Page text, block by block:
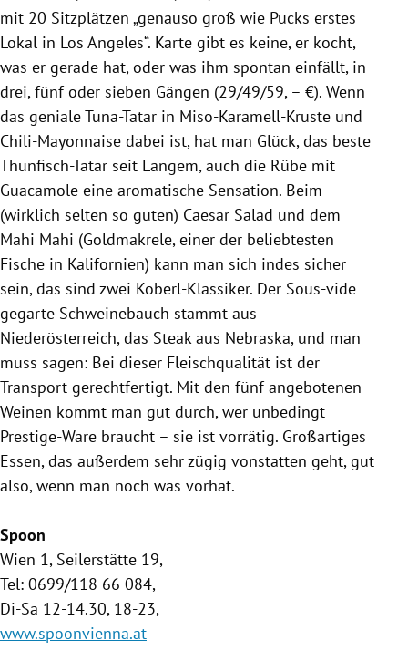
mit 20 Sitzplätzen „genauso groß wie Pucks erstes
Lokal in Los Angeles“. Karte gibt es keine, er kocht,
was er gerade hat, oder was ihm spontan einfällt, in
drei, fünf oder sieben Gängen (29/49/59, – €). Wenn
das geniale Tuna-Tatar in Miso-Karamell-Kruste und
Chili-Mayonnaise dabei ist, hat man Glück, das beste
Thunfisch-Tatar seit Langem, auch die Rübe mit
Guacamole eine aromatische Sensation. Beim
(wirklich selten so guten) Caesar Salad und dem
Mahi Mahi (Goldmakrele, einer der beliebtesten
Fische in Kalifornien) kann man sich indes sicher
sein, das sind zwei Köberl-Klassiker. Der Sous-vide
gegarte Schweinebauch stammt aus
Niederösterreich, das Steak aus Nebraska, und man
muss sagen: Bei dieser Fleischqualität ist der
Transport gerechtfertigt. Mit den fünf angebotenen
Weinen kommt man gut durch, wer unbedingt
Prestige-Ware braucht – sie ist vorrätig. Großartiges
Essen, das außerdem sehr zügig vonstatten geht, gut
also, wenn man noch was vorhat.
Spoon
Wien 1, Seilerstätte 19,
Tel: 0699/118 66 084,
Di-Sa 12-14.30, 18-23,
www.spoonvienna.at